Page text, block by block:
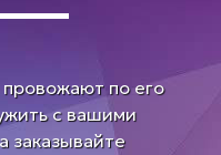
по его
с вашими
заказывайте